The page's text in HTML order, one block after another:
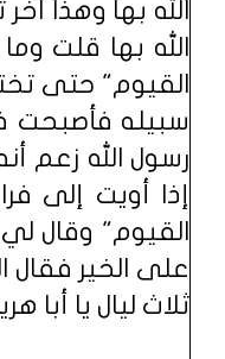
الله بها وهذا
الله بها قلت
القيوم" حتى
سبيله فأصبحت
رسول الله زعم
إذا أويت إلى
القيوم" وقال
على الخير
ثلاث ليال يا أبا